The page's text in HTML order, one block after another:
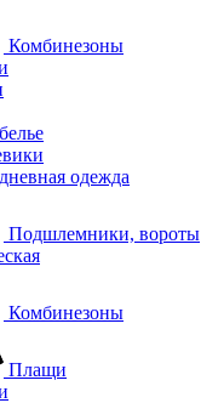
Комбинезоны
одежда
Подшлемники, вороты
Комбинезоны
Плащи